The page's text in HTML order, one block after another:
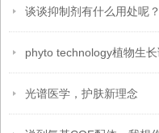
谈谈抑制剂有什么用处呢？
光谱医学，护肤新理念